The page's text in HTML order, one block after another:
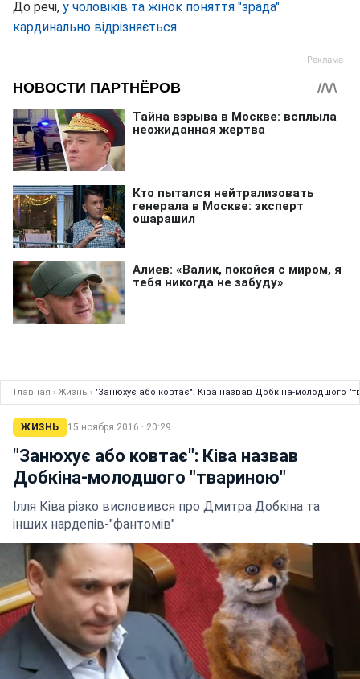
До речі, у чоловіків та жінок поняття "зрада"
кардинально відрізняється.
Главная › Жизнь › "Занюхує або ковтає": Ківа назвав Добкіна-молодшого
ЖИЗНЬ 15 ноября 2016 · 20:29
"Занюхує або ковтає": Ківа назвав
Добкіна-молодшого "твариною"
Ілля Ківа різко висловився про Дмитра Добкіна та
інших нардепів-"фантомів"